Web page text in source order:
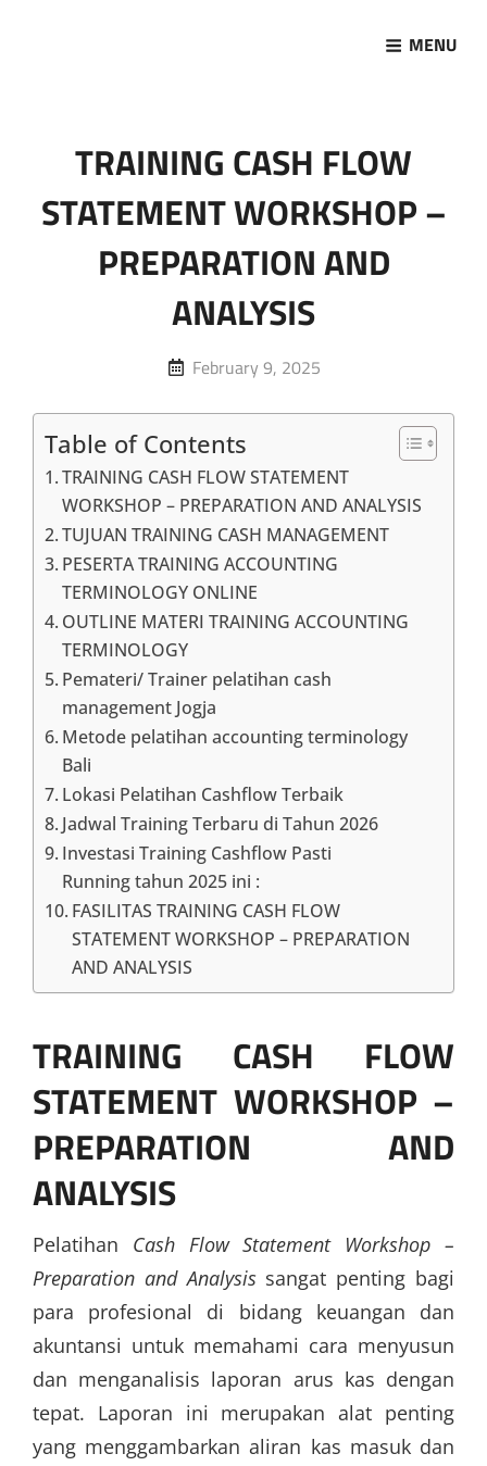
MENU
TRAINING CASH FLOW
STATEMENT WORKSHOP –
PREPARATION AND
ANALYSIS
Posted
February 9, 2025
Table of Contents
TRAINING CASH FLOW STATEMENT
WORKSHOP – PREPARATION AND ANALYSIS
TUJUAN TRAINING CASH MANAGEMENT
PESERTA TRAINING ACCOUNTING
TERMINOLOGY ONLINE
OUTLINE MATERI TRAINING ACCOUNTING
TERMINOLOGY
Pemateri/ Trainer pelatihan cash
management Jogja
Metode pelatihan accounting terminology
Bali
Lokasi Pelatihan Cashflow Terbaik
Jadwal Training Terbaru di Tahun 2026
Investasi Training Cashflow Pasti
Running tahun 2025 ini :
FASILITAS TRAINING CASH FLOW
STATEMENT WORKSHOP – PREPARATION
AND ANALYSIS
TRAINING CASH FLOW
STATEMENT WORKSHOP –
PREPARATION AND
ANALYSIS
Pelatihan Cash Flow Statement Workshop –
Preparation and Analysissangat penting bagi
para profesional di bidang keuangan dan
akuntansi untuk memahami cara menyusun
dan menganalisis laporan arus kas dengan
tepat. Laporan ini merupakan alat penting
yang menggambarkan aliran kas masuk dan